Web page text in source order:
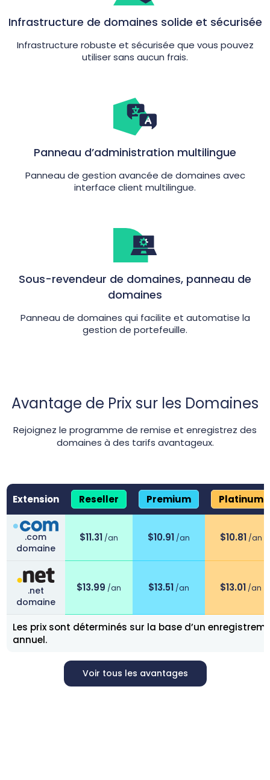
Infrastructure de domaines solide et sécurisée
Infrastructure robuste et sécurisée que vous pouvez
utiliser sans aucun frais.
Panneau d’administration multilingue
Panneau de gestion avancée de domaines avec
interface client multilingue.
Sous-revendeur de domaines, panneau de
domaines
Panneau de domaines qui facilite et automatise la
gestion de portefeuille.
Avantage de Prix sur les Domaines
Rejoignez le programme de remise et enregistrez des
domaines à des tarifs avantageux.
Découvrez les frais d’enregistrement, de
Extension Reseller Premium Platinum
.com
domaine
$11.31 /an $10.91 /an $10.81 /an
.net
domaine
$13.99 /an $13.51 /an $13.01 /an
Les prix sont déterminés sur la base d’un
annuel.
Voir tous les avantages